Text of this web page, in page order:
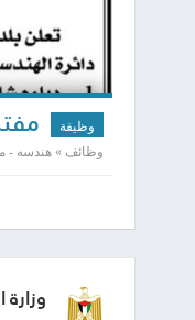
وظيفة
وظائف » هندسه -